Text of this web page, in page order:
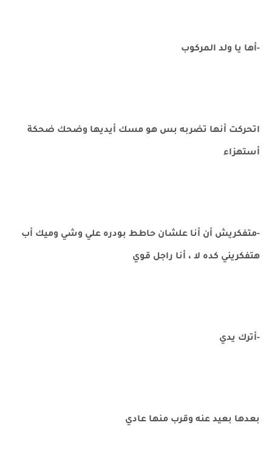
-أها يا ولد المركوب
اتحركت أنها تضربه بس هو مسك أيديها وضحك ضحكة
أستهزاء
-متفكريش أن أنا علشان حاطط بودره علي وشي وميك أب
هتفكريني كده لا ، أنا راجل قوي
-أترك يدي
بعدها بعيد عنه وقرب منها عادي